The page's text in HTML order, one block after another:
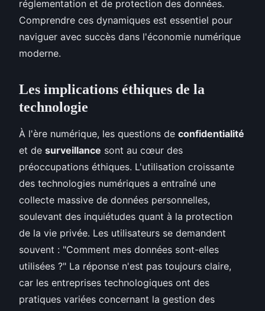
réglementation et de protection des données.
Comprendre ces dynamiques est essentiel pour
naviguer avec succès dans l'économie numérique
moderne.
Les implications éthiques de la
technologie
À l'ère numérique, les questions de confidentialité
et de surveillance sont au cœur des
préoccupations éthiques. L'utilisation croissante
des technologies numériques a entraîné une
collecte massive de données personnelles,
soulevant des inquiétudes quant à la protection
de la vie privée. Les utilisateurs se demandent
souvent : "Comment mes données sont-elles
utilisées ?" La réponse n'est pas toujours claire,
car les entreprises technologiques ont des
pratiques variées concernant la gestion des